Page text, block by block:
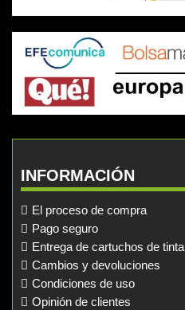
INFORMACIÓN
El proceso de compra
Pago seguro
Entrega de cartuchos de
Cambios y devoluciones
Condiciones de uso
Opinión de clientes